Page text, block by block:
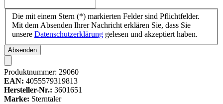
Die mit einem Stern (*) markierten Felder sind Pflichtfelder.
Mit dem Absenden Ihrer Nachricht erklären Sie, dass Sie
unsere Datenschutzerklärung gelesen und akzeptiert haben.
Absenden
Produktnummer: 29060
EAN: 4055579319813
Hersteller-Nr.: 3601651
Marke: Sterntaler